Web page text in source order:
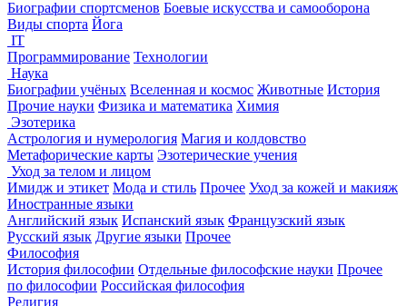
Биографии спортсменов Боевые искусства и самооборона
Виды спорта Йога
IT
Программирование Технологии
Наука
Биографии учёных Вселенная и космос Животные История
Прочие науки Физика и математика Химия
Эзотерика
Астрология и нумерология Магия и колдовство
Метафорические карты Эзотерические учения
Уход за телом и лицом
Имидж и этикет Мода и стиль Прочее Уход за кожей и макияж
Иностранные языки
Английский язык Испанский язык Французский язык
Русский язык Другие языки Прочее
Философия
История философии Отдельные философские науки Прочее
по философии Российская философия
Религия